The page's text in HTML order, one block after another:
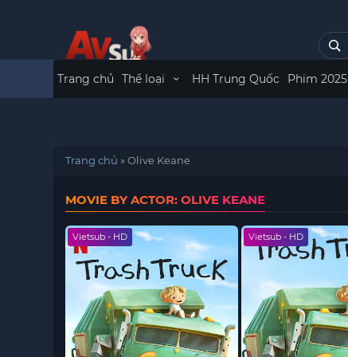
Trang chủ Thể loại HH Trung Quốc Phim 2025
Trang chủ »Olive Keane
MOVIE BY ACTOR: OLIVE KEANE
Vietsub - HD Vietsub - HD